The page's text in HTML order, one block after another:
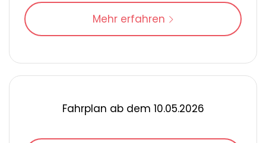
Mehr erfahren
Fahrplan ab dem 10.05.2026